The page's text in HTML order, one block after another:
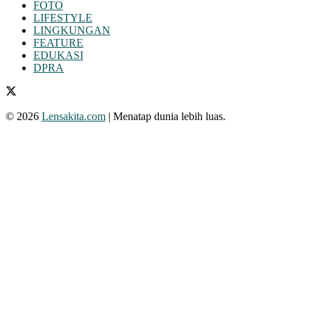
FOTO
LIFESTYLE
LINGKUNGAN
FEATURE
EDUKASI
DPRA
© 2026 Lensakita.com | Menatap dunia lebih luas.